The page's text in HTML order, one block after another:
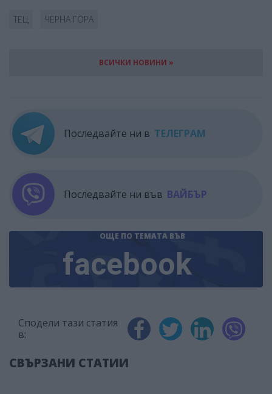
ТЕЦ ЧЕРНА ГОРА
ВСИЧКИ НОВИНИ »
Последвайте ни в ТЕЛЕГРАМ
Последвайте ни във ВАЙБЪР
ОЩЕ ПО ТЕМАТА ВЪВ
facebook
Сподели тази статия
в:
СВЪРЗАНИ СТАТИИ